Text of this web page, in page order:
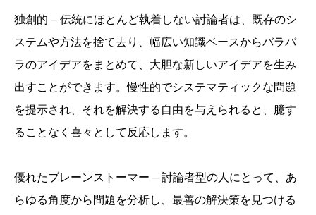
独創的 – 伝統にほとんど執着しない討論者は、既存のシ
ステムや方法を捨て去り、幅広い知識ベースからバラバ
ラのアイデアをまとめて、大胆な新しいアイデアを生み
出すことができます。慢性的でシステマティックな問題
を提示され、それを解決する自由を与えられると、臆す
ることなく喜々として反応します。
優れたブレーンストーマー – 討論者型の人にとって、あ
らゆる角度から問題を分析し、最善の解決策を見つける